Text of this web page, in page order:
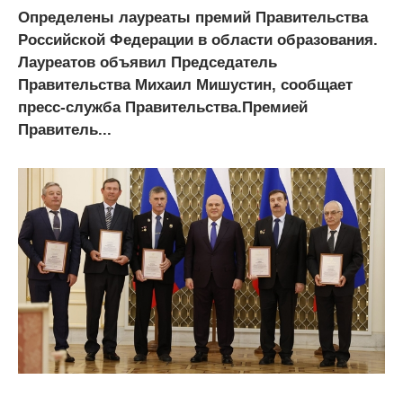
Определены лауреаты премий Правительства
Российской Федерации в области образования.
Лауреатов объявил Председатель
Правительства Михаил Мишустин, сообщает
пресс-служба Правительства.Премией
Правитель...